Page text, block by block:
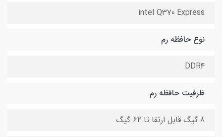
intel Q370 Express
نوع حافظه رم
DDR4
ظرفیت حافظه رم
8 گیگ قابل ارتقا تا 64 گیگ